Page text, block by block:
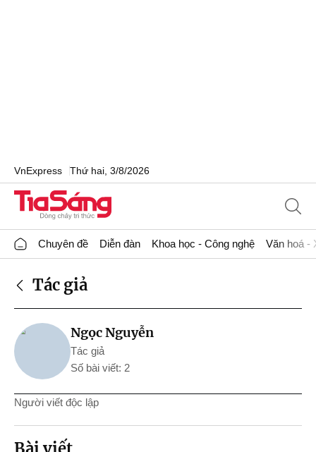
VnExpress Thứ hai, 3/8/2026
Chuyên đề Diễn đàn Khoa học - Công nghệ Văn hoá -
Tác giả
Ngọc Nguyễn
Tác giả
Số bài viết: 2
Người viết độc lập